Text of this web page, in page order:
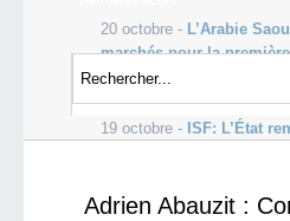
Actualité
Starting Doc
20 octobre - L’Arabie
marchés pour la
19 octobre -
s’envolent, dopés par le
19 octobre - ISF: L’État
Adrien Abauzit :